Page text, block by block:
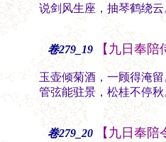
说剑风生座，抽琴鹤绕
卷279_19 【九日奉
玉壶倾菊酒，一顾得淹
管弦能驻景，松桂不停
卷279_20 【九日奉